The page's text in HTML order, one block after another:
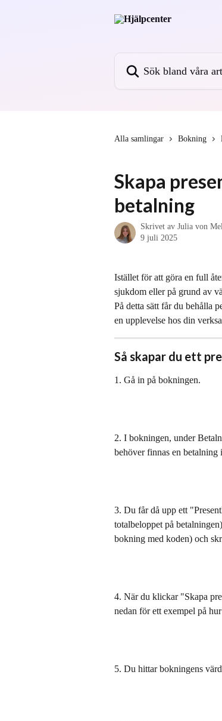
Alla samlingar Bokning
Skapa
betalning
Skrivet av Julia von
9 juli 2025
Istället för att göra en full
sjukdom eller på grund av
På detta sätt får du behålla
en upplevelse hos din
Så skapar du ett
1. Gå in på bokningen.
2. I bokningen, under
behöver finnas en betalning
3. Du får då upp ett
totalbeloppet på
bokning med koden) och
4. När du klickar "Skapa
nedan för ett exempel på
5. Du hittar bokningens